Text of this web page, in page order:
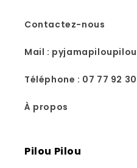
Contactez-nous
Mail :
Téléphone : 07 77 92
À propos
Pilou Pilou